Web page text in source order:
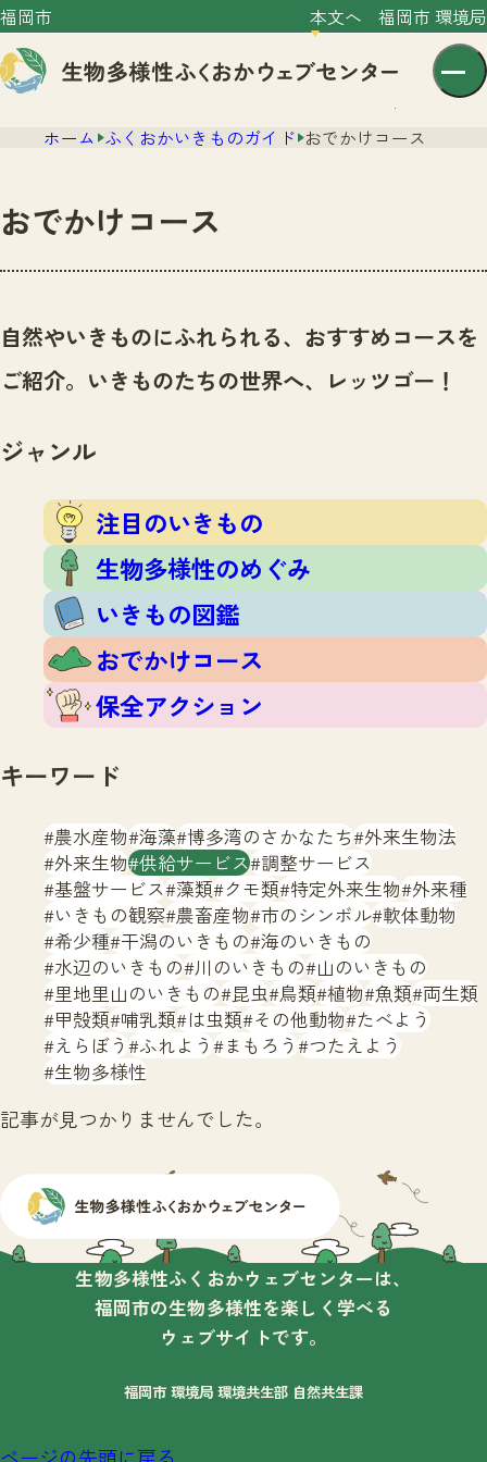
福岡市 本文へ 福岡市 環境局
文字サイズ 小 中 大
センター紹介
センター紹介TOP
サイトポリシー
ニュース
いきものガイド
注目のいきもの
生物多様性のめぐみ
いきもの図鑑
おでかけコース
保全アクション
イベント
いきもの調査隊
調査レポート
調査レポートTOP
調査結果
ふくおかいきものマップ
マッチング
マッチングTOP
掲載申し込みフォーム
お問合せ
生物多様性ふくおかウェブセンターとは
サイトマップ
ホーム ふくおかいきものガイド おでかけコース
おでかけコース
自然やいきものにふれられる、おすすめコースを
ご紹介。いきものたちの世界へ、レッツゴー！
ジャンル
注目のいきもの
生物多様性のめぐみ
いきもの図鑑
おでかけコース
保全アクション
キーワード
農水産物 海藻 博多湾のさかなたち 外来生物法
外来生物 供給サービス 調整サービス
基盤サービス 藻類 クモ類 特定外来生物 外来種
いきもの観察 農畜産物 市のシンボル 軟体動物
希少種 干潟のいきもの 海のいきもの
水辺のいきもの 川のいきもの 山のいきもの
里地里山のいきもの 昆虫 鳥類 植物 魚類 両生類
甲殻類 哺乳類 は虫類 その他動物 たべよう
えらぼう ふれよう まもろう つたえよう
生物多様性
記事が見つかりませんでした。
生物多様性ふくおかウェブセンターは、
福岡市の生物多様性を楽しく学べる
ウェブサイトです。
福岡市 環境局 環境共生部 自然共生課